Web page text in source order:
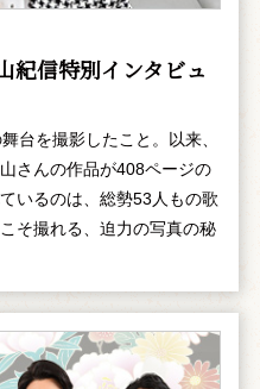
信特別インタビュ
台を撮影したこと。以来、
さんの作品が408ページの
いるのは、総勢53人もの歌
そ撮れる、迫力の写真の秘